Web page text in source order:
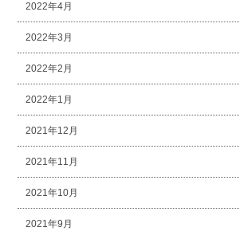
2022年4月
2022年3月
2022年2月
2022年1月
2021年12月
2021年11月
2021年10月
2021年9月